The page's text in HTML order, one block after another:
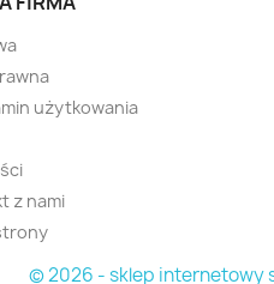
użytkowania
z nami
© 2026 - sklep internetowy